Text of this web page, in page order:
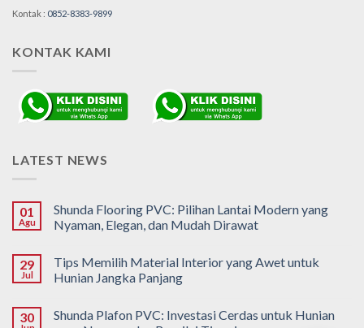
Kontak : 0852-8383-9899
KONTAK KAMI
LATEST NEWS
01
Agu
Shunda Flooring PVC: Pilihan Lantai Modern yang
Nyaman, Elegan, dan Mudah Dirawat
29
Jul
Tips Memilih Material Interior yang Awet untuk
Hunian Jangka Panjang
30
Shunda Plafon PVC: Investasi Cerdas untuk Hunian